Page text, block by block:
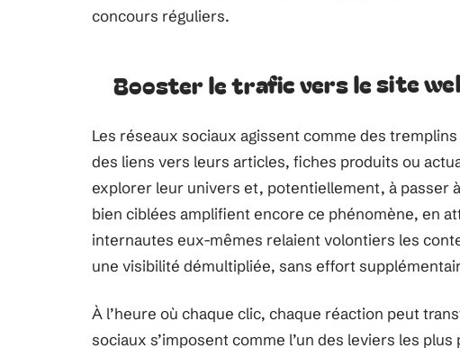
concours réguliers.
Booster le trafic vers le site
Les réseaux sociaux agissent comme des
des liens vers leurs articles, fiches produits ou
explorer leur univers et, potentiellement, à passer à
bien ciblées amplifient encore ce phénomène, en
internautes eux-mêmes relaient volontiers les
une visibilité démultipliée, sans effort
À l’heure où chaque clic, chaque réaction peut
sociaux s’imposent comme l’un des leviers les